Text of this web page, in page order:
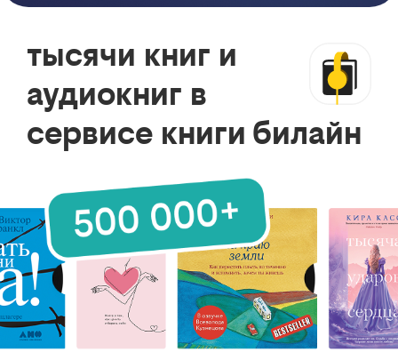
тысячи книг и
аудиокниг в
сервисе книги билайн